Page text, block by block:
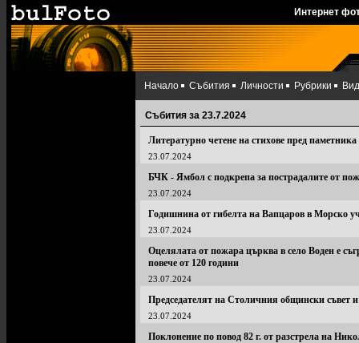
Интернет
Начало Събития Личности Рубрики
Събития за 23.7.2024
Литературно четене на стихове пред
23.07.2024
БЧК - Ямбол с подкрепа за пострадалите от
23.07.2024
Годишнина от гибелта на Вапцаров в Морско
23.07.2024
Оцелялата от пожара църква в село Воден е
повече от 120 години
23.07.2024
Председателят на Столичния общински съвет
23.07.2024
Поклонение по повод 82 г. от разстрела на